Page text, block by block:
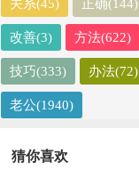
关系(45) 正确(144)
改善(3) 方法(622)
技巧(333) 办法(72)
老公(1940)
猜你喜欢